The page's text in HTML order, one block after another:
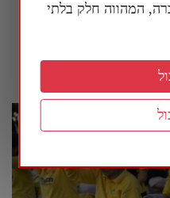
סביב מוזיאון
המהווה חלק בלתי